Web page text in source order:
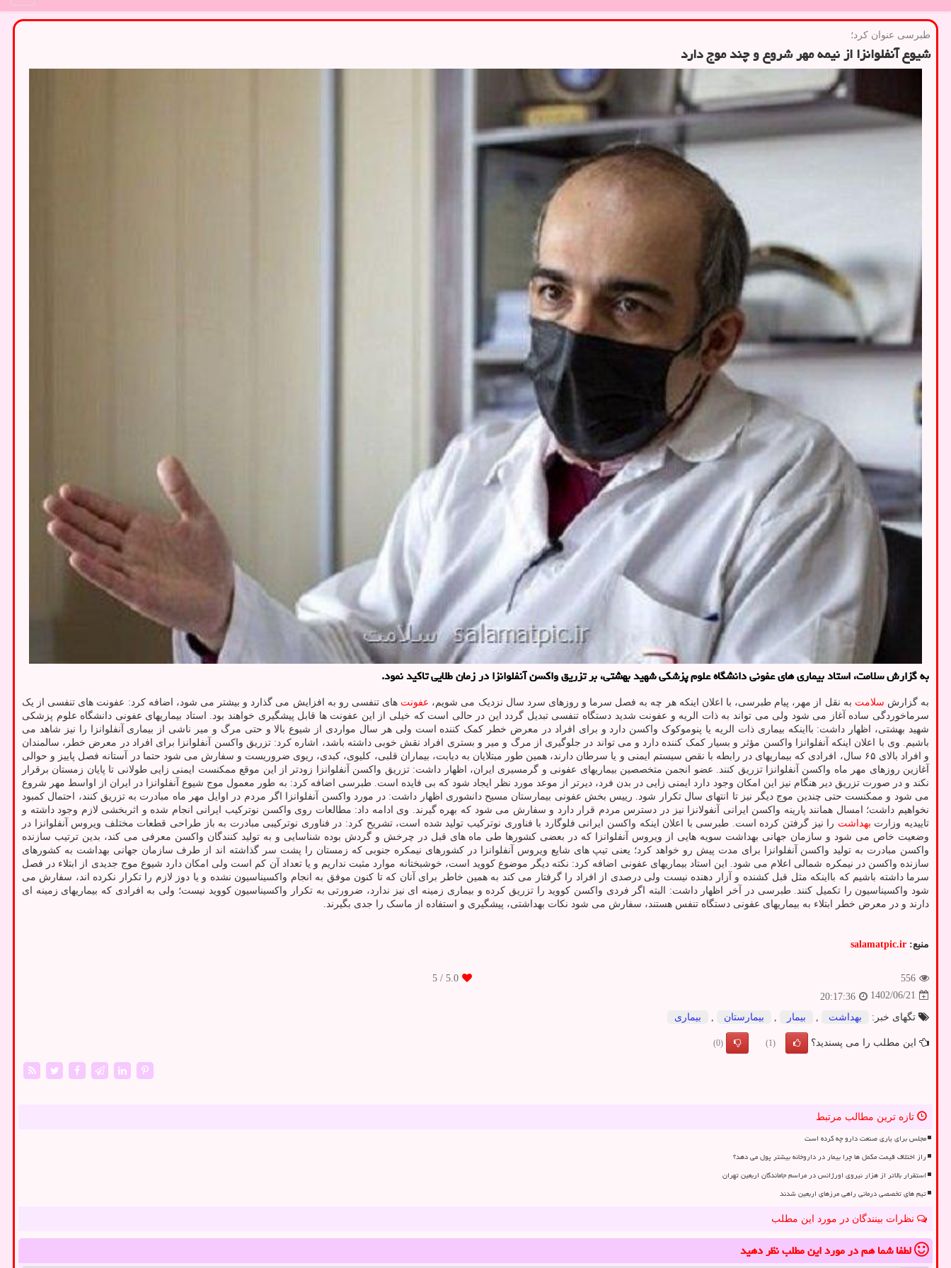
طبرسی عنوان كرد؛
شیوع آنفلوانزا از نیمه مهر شروع و چند موج دارد
به گزارش سلامت، استاد بیماری های عفونی دانشگاه علوم پزشکی شهید بهشتی، بر تزریق واکسن آنفلوانزا در زمان طلایی تاکید نمود.
به گزارش سلامت به نقل از مهر، پیام طبرسی، با اعلان اینکه هر چه به فصل سرما و روزهای سرد سال نزدیک می شویم، عفونت های تنفسی رو به افزایش می گذارد و بیشتر می شود، اضافه کرد: عفونت های تنفسی از یک
سرماخوردگی ساده آغاز می شود ولی می تواند به ذات الریه و عفونت شدید دستگاه تنفسی تبدیل گردد این در حالی است که خیلی از این عفونت ها قابل پیشگیری خواهند بود. استاد بیماریهای عفونی دانشگاه علوم پزشکی
شهید بهشتی، اظهار داشت: بااینکه بیماری ذات الریه یا پنوموکوک واکسن دارد و برای افراد در معرض خطر کمک کننده است ولی هر سال مواردی از شیوع بالا و حتی مرگ و میر ناشی از بیماری آنفلوانزا را نیز شاهد می
باشیم. وی با اعلان اینکه آنفلوانزا واکسن مؤثر و بسیار کمک کننده دارد و می تواند در جلوگیری از مرگ و میر و بستری افراد نقش خوبی داشته باشد، اشاره کرد: تزریق واکسن آنفلوانزا برای افراد در معرض خطر، سالمندان
و افراد بالای ۶۵ سال، افرادی که بیماریهای در رابطه با نقص سیستم ایمنی و یا سرطان دارند، همین طور مبتلایان به دیابت، بیماران قلبی، کلیوی، کبدی، ریوی ضروریست و سفارش می شود حتما در آستانه فصل پاییز و حوالی
آغازین روزهای مهر ماه واکسن آنفلوانزا تزریق کنند. عضو انجمن متخصصین بیماریهای عفونی و گرمسیری ایران، اظهار داشت: تزریق واکسن آنفلوانزا زودتر از این موقع ممکنست ایمنی زایی طولانی تا پایان زمستان برقرار
نکند و در صورت تزریق دیر هنگام نیز این امکان وجود دارد ایمنی زایی در بدن فرد، دیرتر از موعد مورد نظر ایجاد شود که بی فایده است. طبرسی اضافه کرد: به طور معمول موج شیوع آنفلوانزا در ایران از اواسط مهر شروع
می شود و ممکنست حتی چندین موج دیگر نیز تا انتهای سال تکرار شود. رییس بخش عفونی بیمارستان مسیح دانشوری اظهار داشت: در مورد واکسن آنفلوانزا اگر مردم در اوایل مهر ماه مبادرت به تزریق کنند، احتمال کمبود
نخواهیم داشت؛ امسال همانند پارینه واکسن ایرانی آنفولانزا نیز در دسترس مردم قرار دارد و سفارش می شود که بهره گیرند. وی ادامه داد: مطالعات روی واکسن نوترکیب ایرانی انجام شده و اثربخشی لازم وجود داشته و
تاییدیه وزارت بهداشت را نیز گرفتن کرده است. طبرسی با اعلان اینکه واکسن ایرانی فلوگارد با فناوری نوترکیب تولید شده است، تشریح کرد: در فناوری نوترکیبی مبادرت به باز طراحی قطعات مختلف ویروس آنفلوانزا در
وضعیت خاص می شود و سازمان جهانی بهداشت سویه هایی از ویروس آنفلوانزا که در بعضی کشورها طی ماه های قبل در چرخش و گردش بوده شناسایی و به تولید کنندگان واکسن معرفی می کند، بدین ترتیب سازنده
واکسن مبادرت به تولید واکسن آنفلوانزا برای مدت پیش رو خواهد کرد؛ یعنی تیپ های شایع ویروس آنفلوانزا در کشورهای نیمکره جنوبی که زمستان را پشت سر گذاشته اند از طرف سازمان جهانی بهداشت به کشورهای
سازنده واکسن در نیمکره شمالی اعلام می شود. این استاد بیماریهای عفونی اضافه کرد: نکته دیگر موضوع کووید است، خوشبختانه موارد مثبت نداریم و یا تعداد آن کم است ولی امکان دارد شیوع موج جدیدی از ابتلاء در فصل
سرما داشته باشیم که بااینکه مثل قبل کشنده و آزار دهنده نیست ولی درصدی از افراد را گرفتار می کند به همین خاطر برای آنان که تا کنون موفق به انجام واکسیناسیون نشده و یا دوز لازم را تکرار نکرده اند، سفارش می
شود واکسیناسیون را تکمیل کنند. طبرسی در آخر اظهار داشت: البته اگر فردی واکسن کووید را تزریق کرده و بیماری زمینه ای نیز ندارد، ضرورتی به تکرار واکسیناسیون کووید نیست؛ ولی به افرادی که بیماریهای زمینه ای
دارند و در معرض خطر ابتلاء به بیماریهای عفونی دستگاه تنفس هستند، سفارش می شود نکات بهداشتی، پیشگیری و استفاده از ماسک را جدی بگیرند.
منبع: salamatpic.ir
556
5.0
/ 5
1402/06/21
20:17:36
تگهای خبر:
بهداشت بیمار بیمارستان بیماری
این مطلب را می پسندید؟ (1)
(0)
تازه ترین مطالب مرتبط
مجلس برای یاری صنعت دارو چه کرده است
راز اختلاف قیمت مکمل ها چرا بیمار در داروخانه بیشتر پول می دهد؟
استقرار بالاتر از هزار نیروی اورژانس در مراسم جاماندگان اربعین تهران
تیم های تخصصی درمانی راهی مرزهای اربعین شدند
نظرات بینندگان در مورد این مطلب
لطفا شما همدر مورد این مطلبنظر دهید